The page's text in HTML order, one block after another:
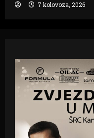
7 kolovoza, 2026